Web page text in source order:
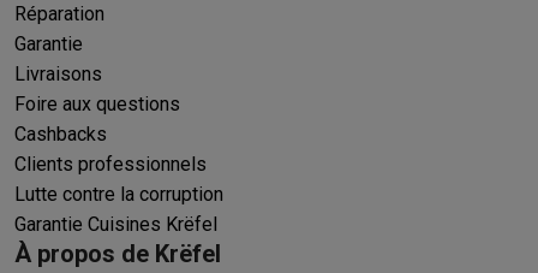
Réparation
Garantie
Livraisons
Foire aux questions
Cashbacks
Clients professionnels
Lutte contre la corruption
Garantie Cuisines Krëfel
À propos de Krëfel